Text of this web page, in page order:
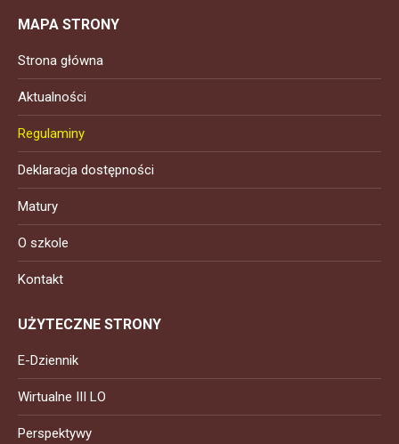
MAPA STRONY
Strona główna
Aktualności
Regulaminy
Deklaracja dostępności
Matury
O szkole
Kontakt
UŻYTECZNE STRONY
E-Dziennik
Wirtualne III LO
Perspektywy